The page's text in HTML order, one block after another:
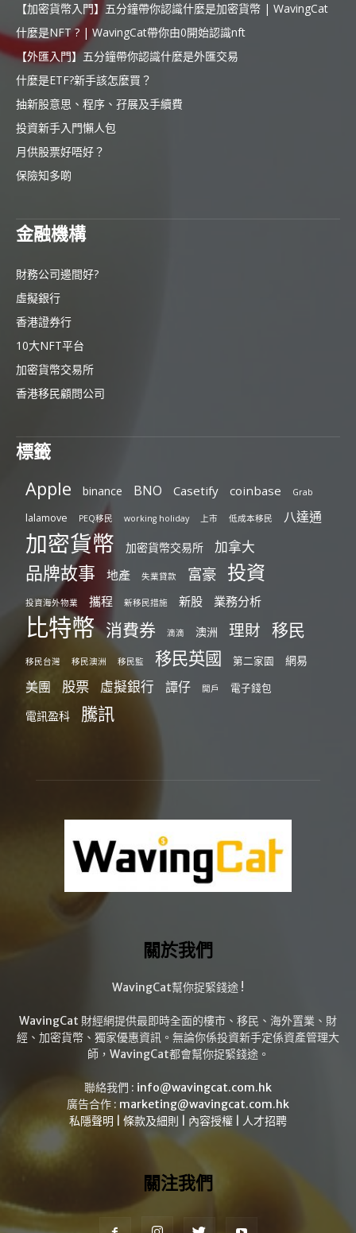
【加密貨幣入門】五分鐘帶你認識什麼是加密貨幣 | WavingCat
什麼是NFT ? | WavingCat帶你由0開始認識nft
【外匯入門】五分鐘帶你認識什麼是外匯交易
什麼是ETF?新手該怎麼買？
抽新股意思、程序、孖展及手續費
投資新手入門懶人包
月供股票好唔好？
保險知多啲
金融機構
財務公司邊間好?
虛擬銀行
香港證券行
10大NFT平台
加密貨幣交易所
香港移民顧問公司
標籤
Apple binance BNO Casetify coinbase Grab
lalamove PEQ移民 working holiday 上市 低成本移民 八達通
加密貨幣 加密貨幣交易所 加拿大
品牌故事 地產 失業貸款 富豪 投資
投資海外物業 攜程 新移民措施 新股 業務分析
比特幣 消費券 滴滴 澳洲 理財 移民
移民台灣 移民澳洲 移民監 移民英國 第二家園 網易
美團 股票 虛擬銀行 譚仔 開戶 電子錢包
電訊盈科 騰訊
關於我們
WavingCat幫你捉緊錢途 !
WavingCat 財經網提供最即時全面的樓市、移民、海外置業、財
經、加密貨幣、獨家優惠資訊。無論你係投資新手定係資產管理大
師，WavingCat都會幫你捉緊錢途。
聯絡我們 : info@wavingcat.com.hk
廣告合作 : marketing@wavingcat.com.hk
私隱聲明
條款及細則 內容授權 人才招聘
關注我們